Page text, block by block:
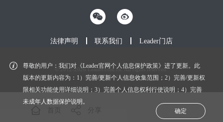
尊敬的用户：我们对《Leader官网个人信息保护政策》进了更新。此
版本的更新内容为：1）完善/更新个人信息收集范围；2）完善/更新权
限相关功能使用详细说明；3）完善个人信息权利行使说明；4）完善
未成年人数据保护说明。
确定
法律声明 联系我们 Leader门店
© 2012-2026 Leader.com.cn. All rights reserved.
鲁ICP备20027604号-1